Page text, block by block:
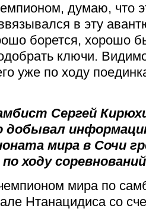
думаю, что
в эту
борется, хорошо
ключи.
уже по ходу
Сергей
мира в Сочи
ходу
мира по
Нтанацидиса со